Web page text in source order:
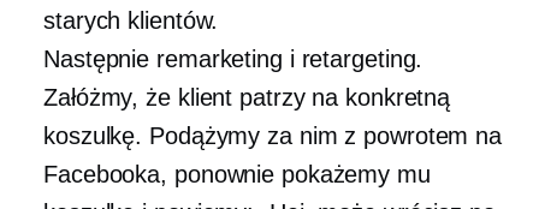
starych klientów.
Następnie remarketing i retargeting.
Załóżmy, że klient patrzy na konkretną
koszulkę. Podążymy za nim z powrotem na
Facebooka, ponownie pokażemy mu